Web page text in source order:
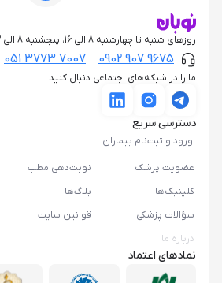
روزهای شنبه تا چهارشنبه 8 الی 16، پنجشنبه 8 الی 12
0902 907 9675
051 3773 7007
ما را در شبکه‌های اجتماعی دنبال کنید
دسترسی سریع
ورود و ثبت‌نام بیماران
عضویت پزشک
نوبت‌دهی مطب
کلینیک‌ها
بلاگ‌ها
سؤالات پزشکی
قوانین سایت
درباره ما
نمادهای اعتماد